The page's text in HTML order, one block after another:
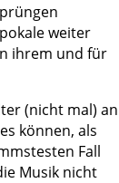
weiter
ihrem und für
(nicht mal) an
können, als
Fall
Musik nicht